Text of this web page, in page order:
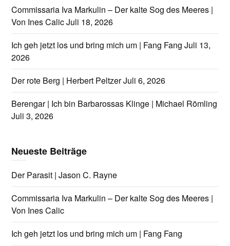
Commissaria Iva Markulin – Der kalte Sog des Meeres |
Von Ines CalicJuli 18, 2026
Ich geh jetzt los und bring mich um | Fang Fang Juli 13,
2026
Der rote Berg | Herbert PeltzerJuli 6, 2026
Berengar | Ich bin Barbarossas Klinge | Michael Römling
Juli 3, 2026
Neueste Beiträge
Der Parasit | Jason C. Rayne
Commissaria Iva Markulin – Der kalte Sog des Meeres |
Von Ines Calic
Ich geh jetzt los und bring mich um | Fang Fang